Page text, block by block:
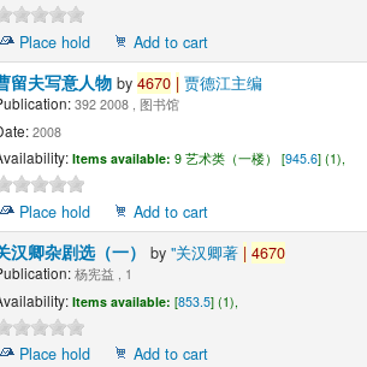
Place hold
Add to cart
留夫写意人物 by 4670 | 贾德江主编
392 2008 , 图书馆
2008
Items available: 9 艺术类（一楼） [945.6] (1),
Place hold
Add to cart
汉卿杂剧选（一） by "关汉卿著 | 4670
杨宪益 , 1
Items available: [853.5] (1),
Place hold
Add to cart